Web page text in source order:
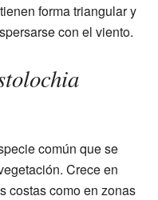
forma triangular y
con el viento.
común que se
Crece en
costas como en zonas